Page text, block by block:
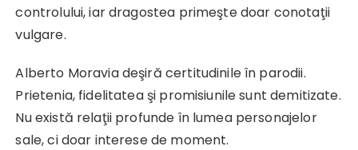
controlului, iar dragostea primeşte doar conotaţii
vulgare.
Alberto Moravia deşiră certitudinile în parodii.
Prietenia, fidelitatea şi promisiunile sunt demitizate.
Nu există relaţii profunde în lumea personajelor
sale, ci doar interese de moment.